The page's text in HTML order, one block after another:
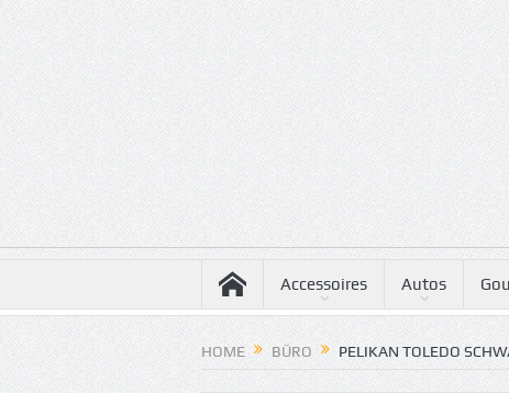
Accessoires Autos
HOME BÜRO PELIKAN TOLEDO